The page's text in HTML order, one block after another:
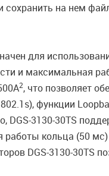
сохранить на нем
для
и максимальная
2, что позволяет
802.1s), функции
DGS-3130-30TS
кольца (50
DGS-3130-30TS